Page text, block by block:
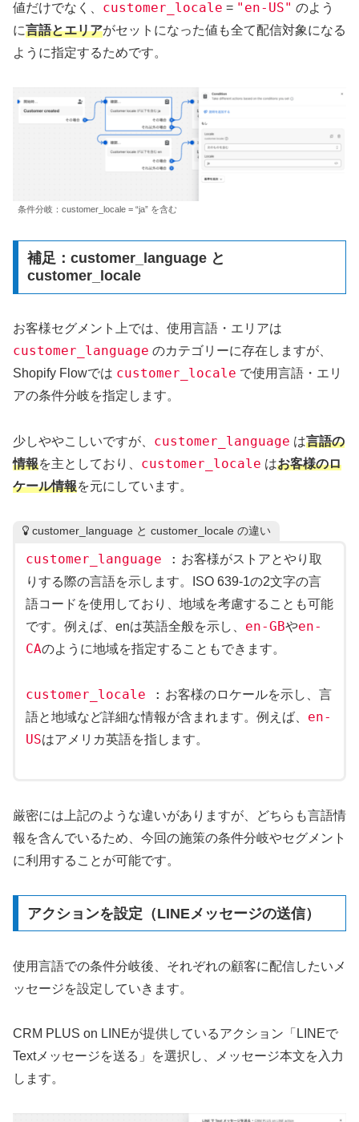
値だけでなく、 customer_locale = "en-US" のよう
に言語とエリアがセットになった値も全て配信対象になる
ように指定するためです。
条件分岐：customer_locale = “ja” を含む
補足：customer_language と
customer_locale
お客様セグメント上では、使用言語・エリアは
customer_language のカテゴリーに存在しますが、
Shopify Flowでは customer_locale で使用言語・エリ
アの条件分岐を指定します。
少しややこしいですが、 customer_language は言語の
情報を主としており、 customer_locale はお客様のロ
ケール情報を元にしています。
customer_language と customer_locale の違い
customer_language : お客様がストアとやり取
りする際の言語を示します。ISO 639-1の2文字の言
語コードを使用しており、地域を考慮することも可能
です。例えば、enは英語全般を示し、 en-GBやen-
CAのように地域を指定することもできます。
customer_locale : お客様のロケールを示し、言
語と地域など詳細な情報が含まれます。例えば、 en-
USはアメリカ英語を指します。
厳密には上記のような違いがありますが、どちらも言語情
報を含んでいるため、今回の施策の条件分岐やセグメント
に利用することが可能です。
アクションを設定（LINEメッセージの送信）
使用言語での条件分岐後、それぞれの顧客に配信したいメ
ッセージを設定していきます。
CRM PLUS on LINEが提供しているアクション「LINEで
Textメッセージを送る」を選択し、メッセージ本文を入力
します。